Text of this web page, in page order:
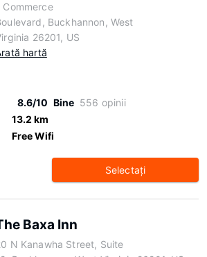
Commerce
Buckhannon, West
26201, US
hartă
8.6/10 Bine 556 opinii
13.2 km
Free Wifi
Selectaţi
Baxa Inn
N Kanawha Street, Suite